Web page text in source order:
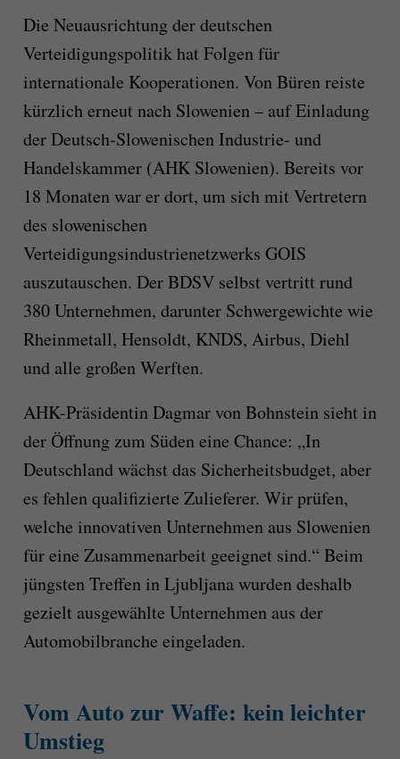
Die Neuausrichtung der deutschen
Verteidigungspolitik hat Folgen für
internationale Kooperationen. Von Büren reiste
kürzlich erneut nach Slowenien – auf Einladung
der Deutsch-Slowenischen Industrie- und
Handelskammer (AHK Slowenien). Bereits vor
18 Monaten war er dort, um sich mit Vertretern
des slowenischen
Verteidigungsindustrienetzwerks GOIS
auszutauschen. Der BDSV selbst vertritt rund
380 Unternehmen, darunter Schwergewichte wie
Rheinmetall, Hensoldt, KNDS, Airbus, Diehl
und alle großen Werften.
AHK-Präsidentin Dagmar von Bohnstein sieht in
der Öffnung zum Süden eine Chance: „In
Deutschland wächst das Sicherheitsbudget, aber
es fehlen qualifizierte Zulieferer. Wir prüfen,
welche innovativen Unternehmen aus Slowenien
für eine Zusammenarbeit geeignet sind.“ Beim
jüngsten Treffen in Ljubljana wurden deshalb
gezielt ausgewählte Unternehmen aus der
Automobilbranche eingeladen.
Vom Auto zur Waffe: kein leichter
Umstieg